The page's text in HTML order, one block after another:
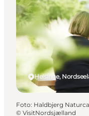
Helsinge,
Foto: Haldbjerg
© VisitNordsjælland